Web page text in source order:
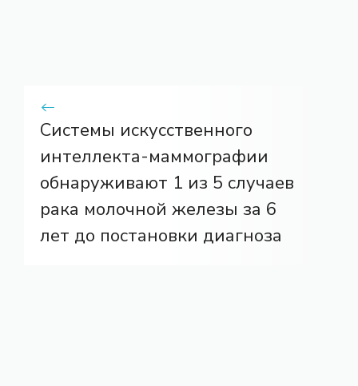
Системы искусственного
интеллекта-маммографии
обнаруживают 1 из 5 случаев
рака молочной железы за 6
лет до постановки диагноза